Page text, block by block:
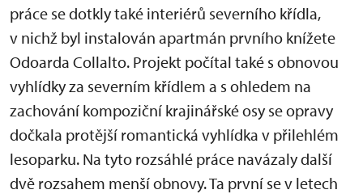
práce se dotkly také interiérů severního křídla,
v nichž byl instalován apartmán prvního knížete
Odoarda Collalto. Projekt počítal také s obnovou
vyhlídky za severním křídlem a s ohledem na
zachování kompoziční krajinářské osy se opravy
dočkala protější romantická vyhlídka v přilehlém
lesoparku. Na tyto rozsáhlé práce navázaly další
dvě rozsahem menší obnovy. Ta první se v letech